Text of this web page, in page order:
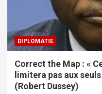
DIPLOMATIE
Correct the Map : «
limitera pas aux
(Robert Dussey)